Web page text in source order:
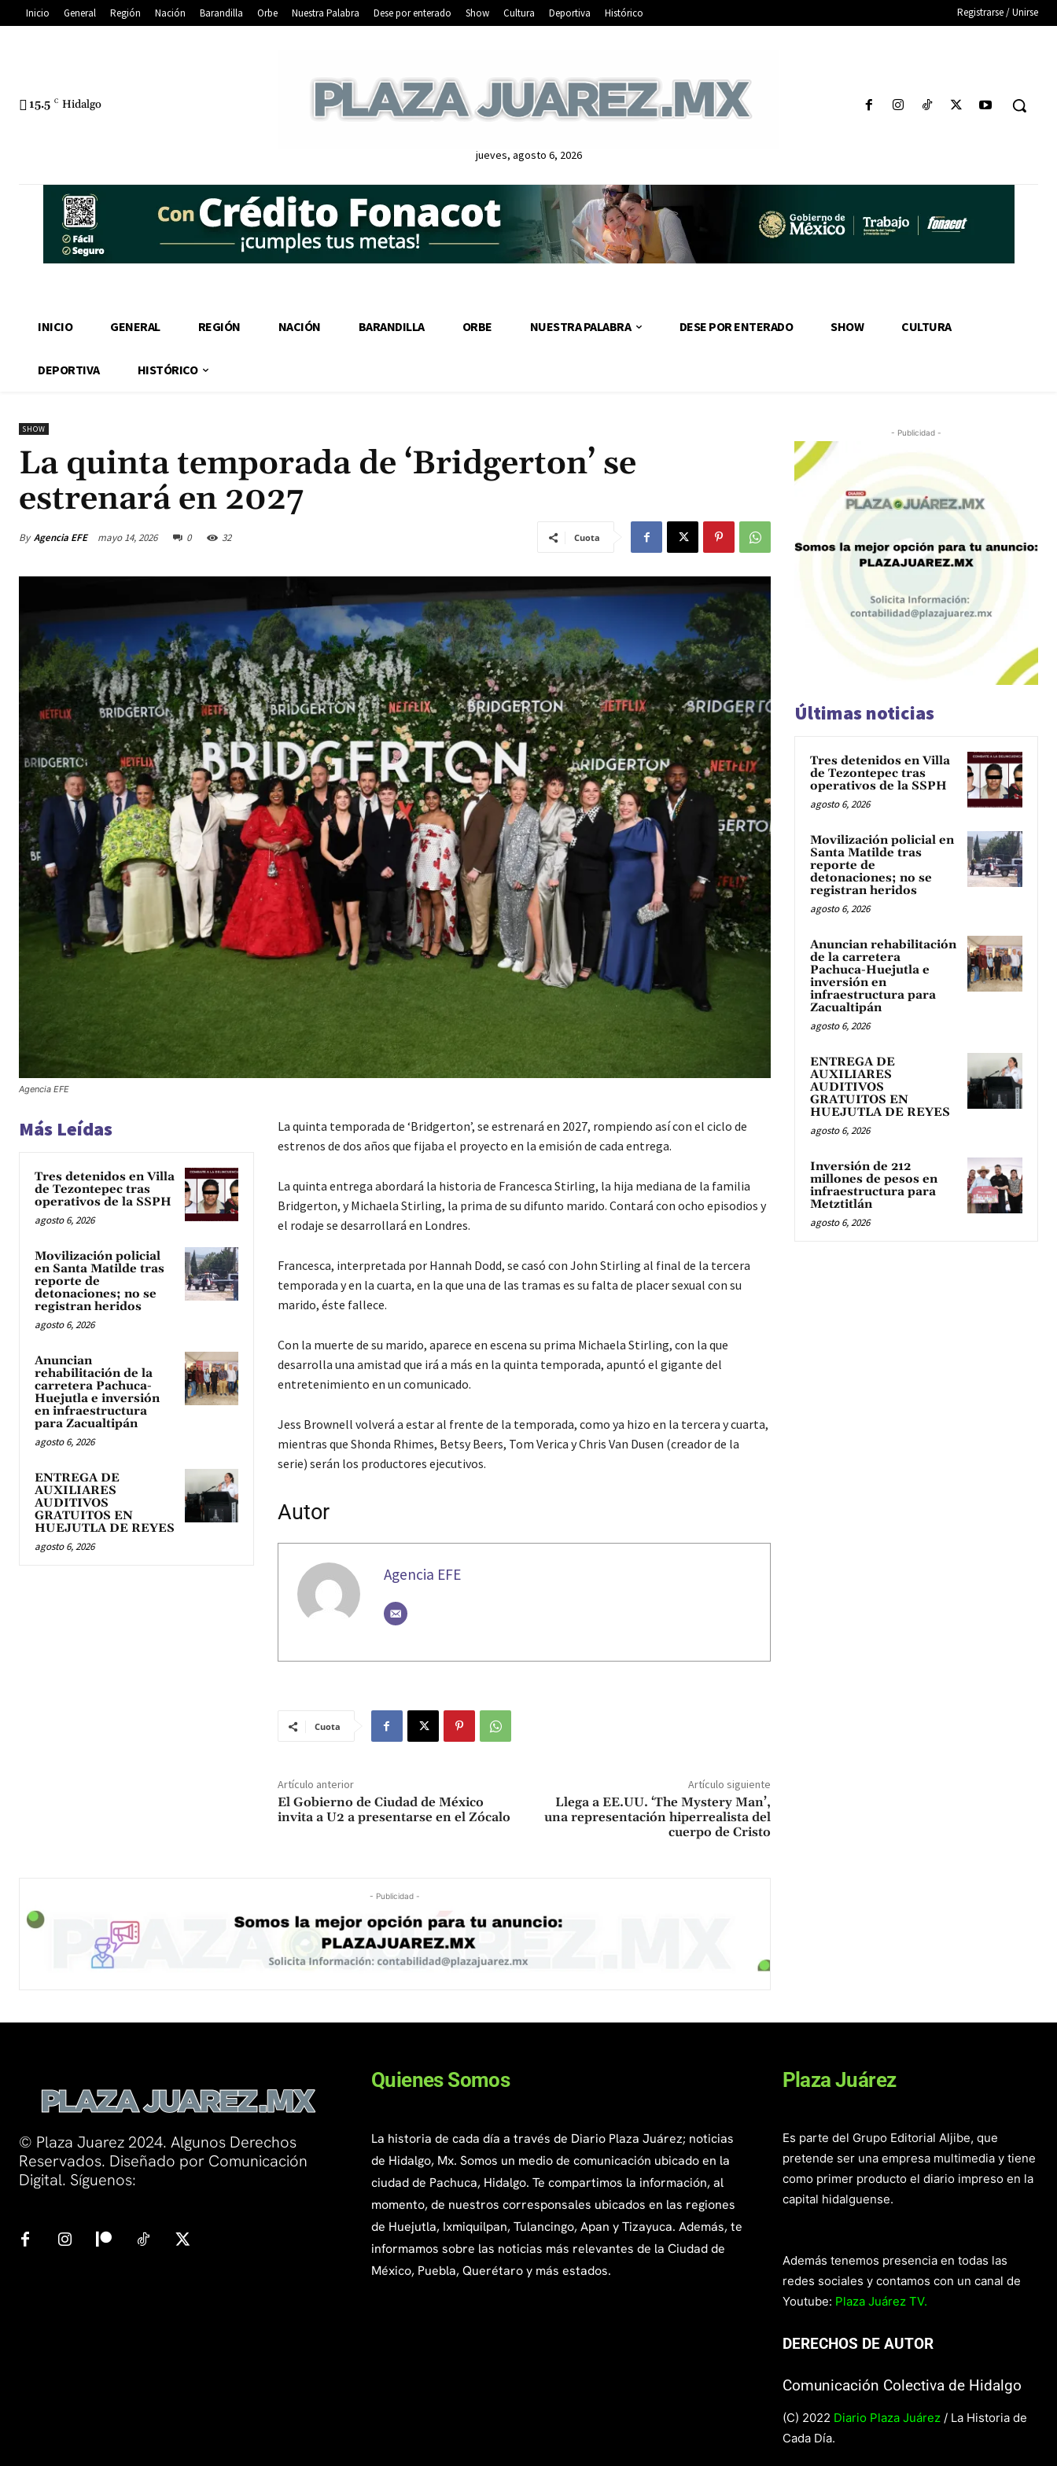
Inicio General Región Nación Barandilla Orbe Nuestra Palabra Dese por enterado Show Cultura Deportiva Histórico Registrarse / Unirse
15.5 C Hidalgo
jueves, agosto 6, 2026
INICIO GENERAL REGIÓN NACIÓN BARANDILLA ORBE NUESTRA PALABRA DESE POR ENTERADO SHOW CULTURA
DEPORTIVA HISTÓRICO
SHOW
La quinta temporada de ‘Bridgerton’ se
estrenará en 2027
By Agencia EFE mayo 14, 2026 0 32 Cuota
Agencia EFE
Más Leídas
Tres detenidos en Villa
de Tezontepec tras
operativos de la SSPH
agosto 6, 2026
Movilización policial
en Santa Matilde tras
reporte de
detonaciones; no se
registran heridos
agosto 6, 2026
Anuncian
rehabilitación de la
carretera Pachuca-
Huejutla e inversión
en infraestructura
para Zacualtipán
agosto 6, 2026
ENTREGA DE
AUXILIARES
AUDITIVOS
GRATUITOS EN
HUEJUTLA DE REYES
agosto 6, 2026
La quinta temporada de ‘Bridgerton’, se estrenará en 2027, rompiendo así con el ciclo de
estrenos de dos años que fijaba el proyecto en la emisión de cada entrega.
La quinta entrega abordará la historia de Francesca Stirling, la hija mediana de la familia
Bridgerton, y Michaela Stirling, la prima de su difunto marido. Contará con ocho episodios y
el rodaje se desarrollará en Londres.
Francesca, interpretada por Hannah Dodd, se casó con John Stirling al final de la tercera
temporada y en la cuarta, en la que una de las tramas es su falta de placer sexual con su
marido, éste fallece.
Con la muerte de su marido, aparece en escena su prima Michaela Stirling, con la que
desarrolla una amistad que irá a más en la quinta temporada, apuntó el gigante del
entretenimiento en un comunicado.
Jess Brownell volverá a estar al frente de la temporada, como ya hizo en la tercera y cuarta,
mientras que Shonda Rhimes, Betsy Beers, Tom Verica y Chris Van Dusen (creador de la
serie) serán los productores ejecutivos.
Autor
Agencia EFE
Cuota
Artículo anterior
El Gobierno de Ciudad de México
invita a U2 a presentarse en el Zócalo
Artículo siguiente
Llega a EE.UU. ‘The Mystery Man’,
una representación hiperrealista del
cuerpo de Cristo
- Publicidad -
- Publicidad -
Últimas noticias
Tres detenidos en Villa
de Tezontepec tras
operativos de la SSPH
agosto 6, 2026
Movilización policial en
Santa Matilde tras
reporte de
detonaciones; no se
registran heridos
agosto 6, 2026
Anuncian rehabilitación
de la carretera
Pachuca-Huejutla e
inversión en
infraestructura para
Zacualtipán
agosto 6, 2026
ENTREGA DE
AUXILIARES
AUDITIVOS
GRATUITOS EN
HUEJUTLA DE REYES
agosto 6, 2026
Inversión de 212
millones de pesos en
infraestructura para
Metztitlán
agosto 6, 2026
© Plaza Juarez 2024. Algunos Derechos
Reservados. Diseñado por Comunicación
Digital. Síguenos:
Quienes Somos
La historia de cada día a través de Diario Plaza Juárez; noticias
de Hidalgo, Mx. Somos un medio de comunicación ubicado en la
ciudad de Pachuca, Hidalgo. Te compartimos la información, al
momento, de nuestros corresponsales ubicados en las regiones
de Huejutla, Ixmiquilpan, Tulancingo, Apan y Tizayuca. Además, te
informamos sobre las noticias más relevantes de la Ciudad de
México, Puebla, Querétaro y más estados.
Plaza Juárez
Es parte del Grupo Editorial Aljibe, que
pretende ser una empresa multimedia y tiene
como primer producto el diario impreso en la
capital hidalguense.
Además tenemos presencia en todas las
redes sociales y contamos con un canal de
Youtube: Plaza Juárez TV.
DERECHOS DE AUTOR
Comunicación Colectiva de Hidalgo
(C) 2022 Diario Plaza Juárez / La Historia de
Cada Día.